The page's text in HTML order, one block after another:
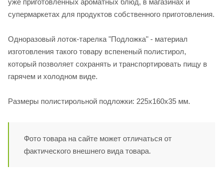
уже приготовленных ароматных блюд, в магазинах и
супермаркетах для продуктов собственного приготовления.
Одноразовый лоток-тарелка "Подложка" - материал
изготовления такого товару вспененый полистирол,
который позволяет сохранять и транспортировать пищу в
гарячем и холодном виде.
Размеры полистирольной подложки: 225х160х35 мм.
Фото товара на сайте может отличаться от
фактического внешнего вида товара.